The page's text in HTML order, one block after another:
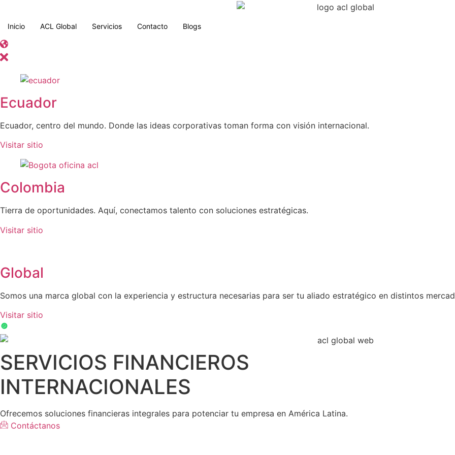
Inicio ACL Global Servicios Contacto Blogs
Ecuador
Ecuador, centro del mundo. Donde las ideas corporativas toman forma con visión internacional.
Visitar sitio
Colombia
Tierra de oportunidades. Aquí, conectamos talento con soluciones estratégicas.
Visitar sitio
Global
Somos una marca global con la experiencia y estructura necesarias para ser tu aliado estratégico en distintos
Visitar sitio
SERVICIOS FINANCIEROS
INTERNACIONALES
Ofrecemos soluciones financieras integrales para potenciar tu empresa en América Latina.
Contáctanos